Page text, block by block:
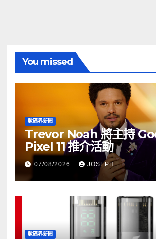
You missed
數碼界新聞
Trevor Noah 將主持
Pixel 11 推介活動
07/08/2026 JOSEPH
數碼界新聞